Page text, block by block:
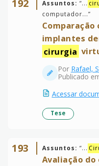
192 Assuntos: “...
computador...”
implantes
cirurgia
Por Rafael,
Publicado
Acessar
Tese
193 Assuntos: “...
Avaliação